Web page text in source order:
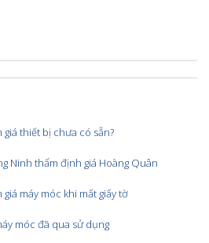
thiết bị chưa có sẵn?
Ninh thẩm định giá Hoàng Quân
máy móc khi mất giấy tờ
móc đã qua sử dụng